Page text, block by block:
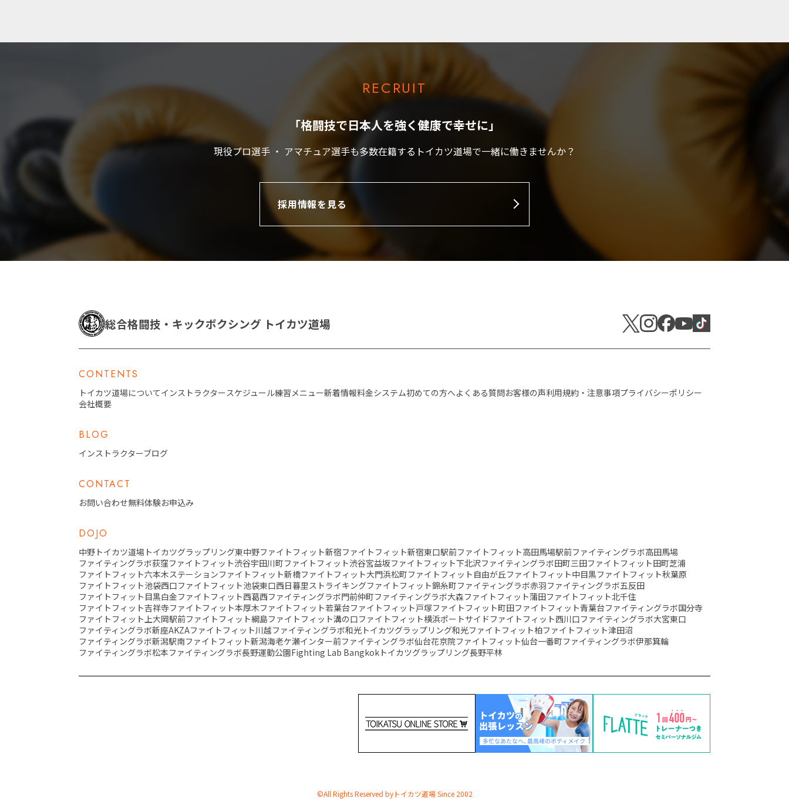
RECRUIT
「格闘技で日本人を強く健康で幸せに」
現役プロ選手 ・ アマチュア選手も多数在籍するトイカツ道場で一緒に働きませんか？
採用情報を見る
総合格闘技・キックボクシング トイカツ道場
CONTENTS
トイカツ道場についてインストラクタースケジュール練習メニュー新着情報料金システム初めての方へよくある質問お客様の声利用規約・注意事項プライバシーポリシー
会社概要
BLOG
インストラクターブログ
CONTACT
お問い合わせ無料体験お申込み
DOJO
中野トイカツ道場 トイカツグラップリング東中野ファイトフィット新宿ファイトフィット新宿東口駅前ファイトフィット高田馬場駅前ファイティングラボ高田馬場
ファイティングラボ荻窪ファイトフィット渋谷宇田川町ファイトフィット渋谷宮益坂ファイトフィット下北沢ファイティングラボ田町三田ファイトフィット田町芝浦
ファイトフィット六本木ステーションファイトフィット新橋ファイトフィット大門浜松町ファイトフィット自由が丘ファイトフィット中目黒ファイトフィット秋葉原
ファイトフィット池袋西口ファイトフィット池袋東口西日暮里ストライキングファイトフィット錦糸町ファイティングラボ赤羽ファイティングラボ五反田
ファイトフィット目黒白金ファイトフィット西葛西ファイティングラボ門前仲町ファイティングラボ大森ファイトフィット蒲田ファイトフィット北千住
ファイトフィット吉祥寺ファイトフィット本厚木ファイトフィット若葉台ファイトフィット戸塚ファイトフィット町田ファイトフィット青葉台ファイティングラボ国分寺
ファイトフィット上大岡駅前ファイトフィット綱島ファイトフィット溝の口ファイトフィット横浜ポートサイド ファイトフィット西川口ファイティングラボ大宮東口
ファイティングラボ新座AKZAファイトフィット川越ファイティングラボ和光 トイカツグラップリング和光ファイトフィット柏ファイトフィット津田沼
ファイティングラボ新潟駅南ファイトフィット新潟海老ケ瀬インター前ファイティングラボ仙台花京院ファイトフィット仙台一番町ファイティングラボ伊那箕輪
ファイティングラボ松本ファイティングラボ長野運動公園Fighting Lab Bangkok トイカツグラップリング長野平林
©️All Rights Reserved byトイカツ道場 Since 2002